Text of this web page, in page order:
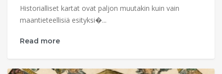
Historialliset kartat ovat paljon muutakin kuin vain
maantieteellisiä esityksi�...
Read more